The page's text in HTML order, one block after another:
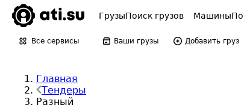
ГрузыПоиск грузов Машины
Все сервисы Ваши грузы Добавить груз
Главная
Тендеры
Разный